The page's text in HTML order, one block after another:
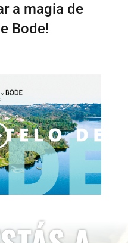
a magia de
Bode!